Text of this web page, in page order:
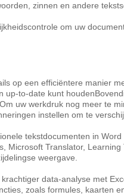
zinnen en andere
om uw
op een efficiëntere manier
up-to-date kunt
uw werkdruk nog meer te
instellen om te
tekstdocumenten in
Microsoft Translator,
weergave.
data-analyse met
zoals formules, kaarten